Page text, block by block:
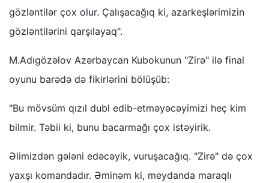
gözləntilər çox olur. Çalışacağıq ki, azarkeşlərimizin
gözləntilərini qarşılayaq".
M.Adıgözəlov Azərbaycan Kubokunun "Zirə" ilə final
oyunu barədə də fikirlərini bölüşüb:
"Bu mövsüm qızıl dubl edib-etməyəcəyimizi heç kim
bilmir. Təbii ki, bunu bacarmağı çox istəyirik.
Əlimizdən gələni edəcəyik, vuruşacağıq. "Zirə" də çox
yaxşı komandadır. Əminəm ki, meydanda maraqlı